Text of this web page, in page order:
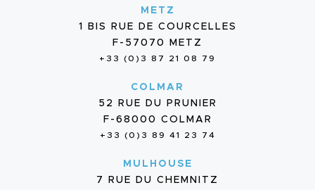
METZ
1 BIS RUE DE COURCELLES
F-57070 METZ
+33 (0)3 87 21 08 79
COLMAR
52 RUE DU PRUNIER
F-68000 COLMAR
+33 (0)3 89 41 23 74
MULHOUSE
7 RUE DU CHEMNITZ